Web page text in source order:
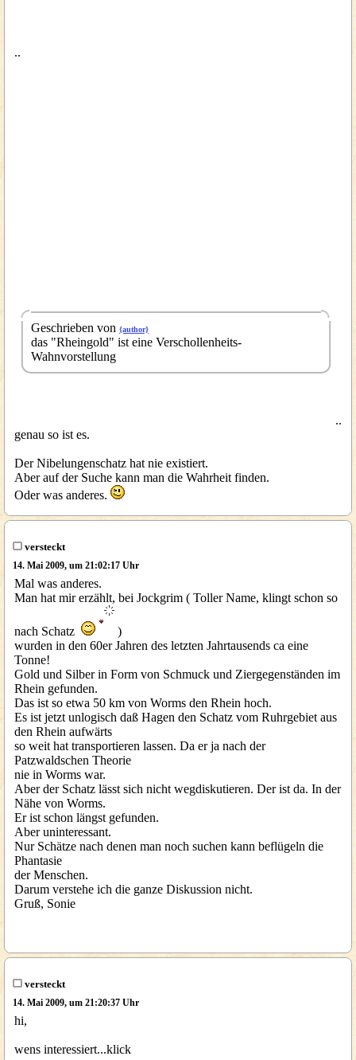
..
Geschrieben von {author}
das "Rheingold" ist eine Verschollenheits-
Wahnvorstellung
..
genau so ist es.
Der Nibelungenschatz hat nie existiert.
Aber auf der Suche kann man die Wahrheit finden.
Oder was anderes.
versteckt
14. Mai 2009, um 21:02:17 Uhr
Mal was anderes.
Man hat mir erzählt, bei Jockgrim ( Toller Name, klingt schon so
nach Schatz
)
wurden in den 60er Jahren des letzten Jahrtausends ca eine
Tonne!
Gold und Silber in Form von Schmuck und Ziergegenständen im
Rhein gefunden.
Das ist so etwa 50 km von Worms den Rhein hoch.
Es ist jetzt unlogisch daß Hagen den Schatz vom Ruhrgebiet aus
den Rhein aufwärts
so weit hat transportieren lassen. Da er ja nach der
Patzwaldschen Theorie
nie in Worms war.
Aber der Schatz lässt sich nicht wegdiskutieren. Der ist da. In der
Nähe von Worms.
Er ist schon längst gefunden.
Aber uninteressant.
Nur Schätze nach denen man noch suchen kann beflügeln die
Phantasie
der Menschen.
Darum verstehe ich die ganze Diskussion nicht.
Gruß, Sonie
versteckt
14. Mai 2009, um 21:20:37 Uhr
hi,
wens interessiert...klick